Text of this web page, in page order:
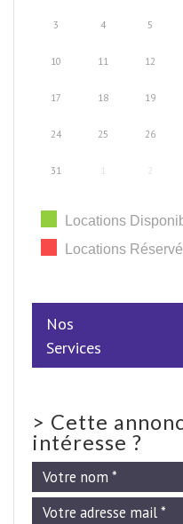
3 4 5
10 11 12
17 18 19
24 25 26
31 1 2
Locations
Locations
Nos
Services
> Cette
intéresse ?